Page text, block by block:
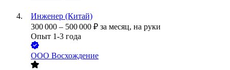
Инженер (Китай)
300 000 – 500 000 ₽ за месяц, на руки
Опыт 1-3 года
ООО Восхождение